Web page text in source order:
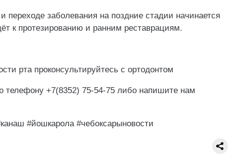
переходе заболевания на поздние стадии начинается
к протезированию и ранним реставрациям.
рта проконсультируйтесь с ортодонтом
телефону +7(8352) 75-54-75 либо напишите нам
#йошкарола #чебоксарыновости